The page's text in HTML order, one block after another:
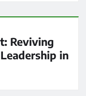
Reviving
in